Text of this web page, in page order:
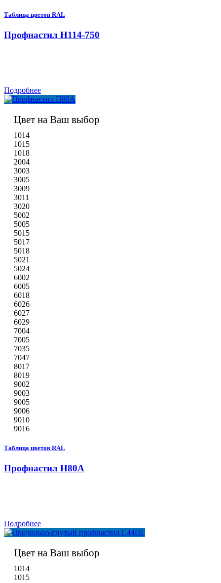
Таблица цветов RAL
Профнастил H114-750
Подробнее
Цвет на Ваш выбор
1014
1015
1018
2004
3003
3005
3009
3011
3020
5002
5005
5015
5017
5018
5021
5024
6002
6005
6018
6026
6027
6029
7004
7005
7035
7047
8017
8019
9002
9003
9005
9006
9010
9016
Таблица цветов RAL
Профнастил H80A
Подробнее
Цвет на Ваш выбор
1014
1015